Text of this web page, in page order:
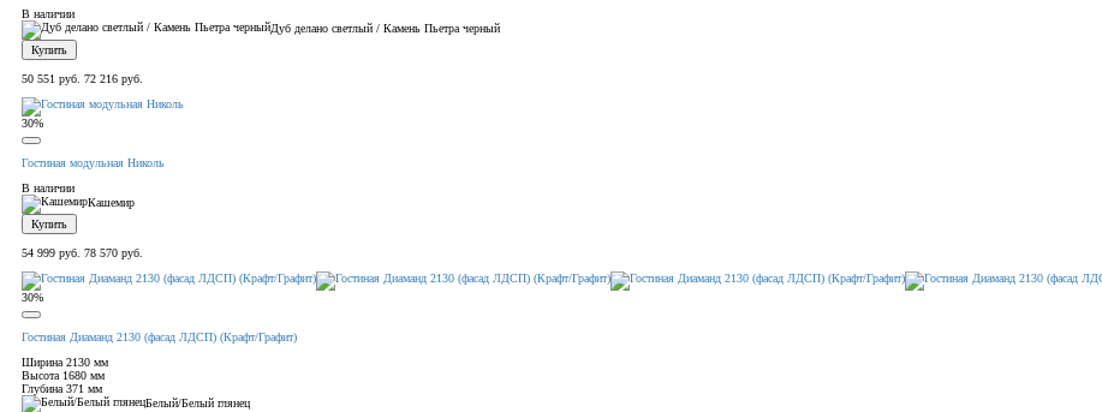
В наличии
Дуб делано светлый / Камень Пьетра черный
Купить
50 551 руб. 72 216 руб.
30%
Гостиная модульная Николь
В наличии
Кашемир
Купить
54 999 руб. 78 570 руб.
30%
Гостиная Диаманд 2130 (фасад ЛДСП) (Крафт/Графит)
Ширина 2130 мм
Высота 1680 мм
Глубина 371 мм
Белый/Белый глянец